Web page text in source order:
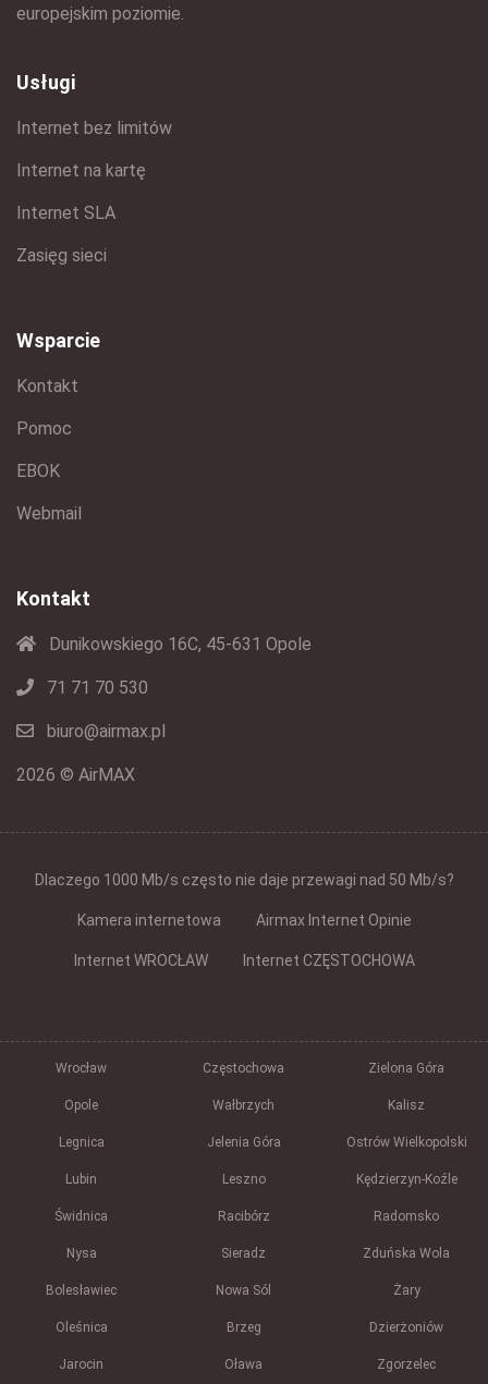
europejskim poziomie.
Usługi
Internet bez limitów
Internet na kartę
Internet SLA
Zasięg sieci
Wsparcie
Kontakt
Pomoc
EBOK
Webmail
Kontakt
Dunikowskiego 16C, 45-631 Opole
71 71 70 530
biuro@airmax.pl
2026 © AirMAX
Dlaczego 1000 Mb/s często nie daje przewagi nad 50 Mb/s?
Kamera internetowa Airmax Internet Opinie
Internet WROCŁAW Internet CZĘSTOCHOWA
Wrocław Częstochowa Zielona Góra
Opole Wałbrzych Kalisz
Legnica Jelenia Góra Ostrów Wielkopolski
Lubin Leszno Kędzierzyn-Koźle
Świdnica Racibórz Radomsko
Nysa Sieradz Zduńska Wola
Bolesławiec Nowa Sól Żary
Oleśnica Brzeg Dzierżoniów
Jarocin Oława Zgorzelec